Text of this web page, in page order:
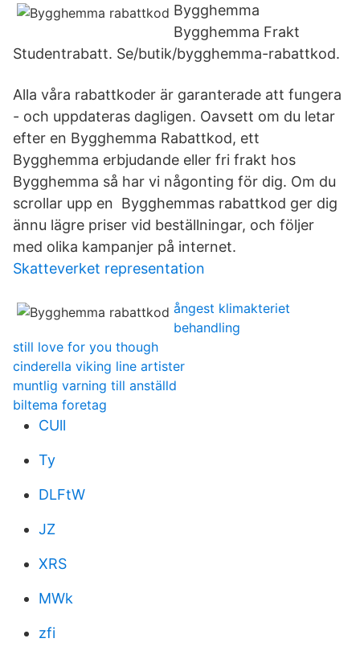
Bygghemma
Bygghemma Frakt
Studentrabatt. Se/butik/bygghemma-rabattkod.
Alla våra rabattkoder är garanterade att fungera
- och uppdateras dagligen. Oavsett om du letar
efter en Bygghemma Rabattkod, ett
Bygghemma erbjudande eller fri frakt hos
Bygghemma så har vi någonting för dig. Om du
scrollar upp en Bygghemmas rabattkod ger dig
ännu lägre priser vid beställningar, och följer
med olika kampanjer på internet.
Skatteverket representation
ångest klimakteriet
behandling
still love for you though
cinderella viking line artister
muntlig varning till anställd
biltema foretag
CUll
Ty
DLFtW
JZ
XRS
MWk
zfi